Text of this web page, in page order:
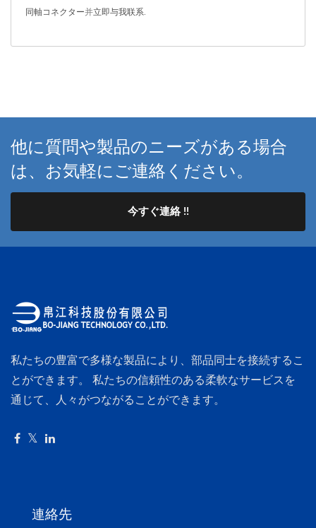
同軸コネクター并立即与我联系
他に質問や製品のニーズがある場合
は、お気軽にご連絡ください。
今すぐ連絡 !!
私たちの豊富で多様な製品により、部品同士を接続するこ
とができます。 私たちの信頼性のある柔軟なサービスを
通じて、人々がつながることができます。
連絡先